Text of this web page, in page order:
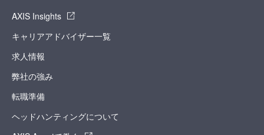
AXIS Insights
キャリアアドバイザー一覧
求人情報
弊社の強み
転職準備
ヘッドハンティングについて